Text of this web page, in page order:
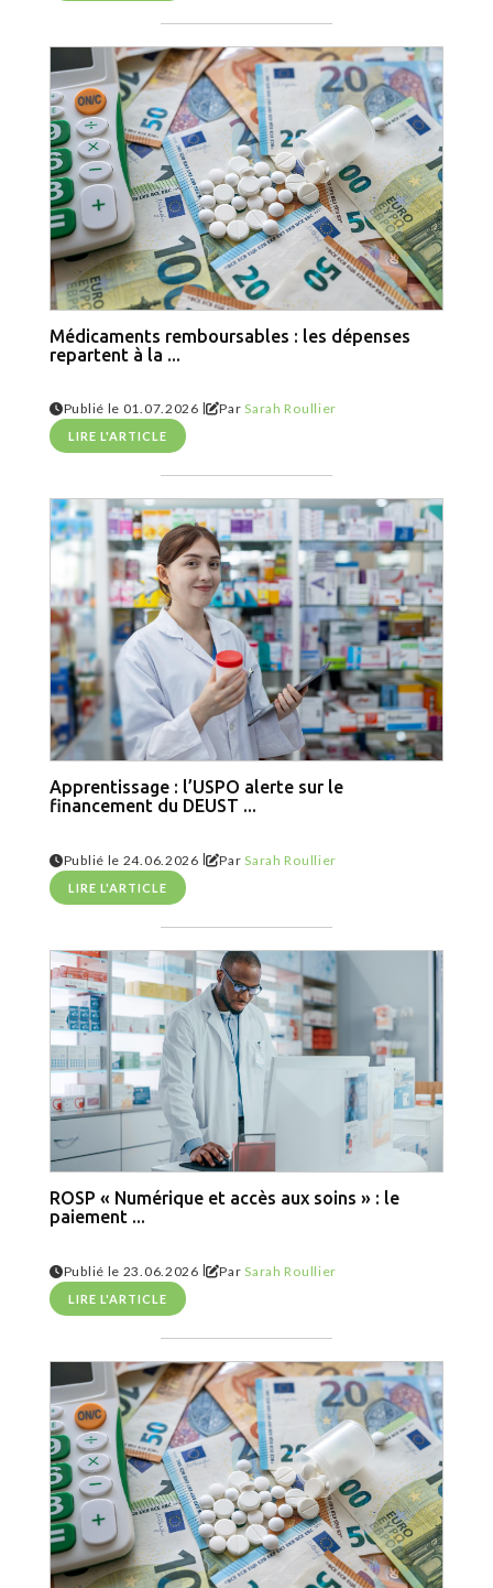
Médicaments remboursables : les dépenses
repartent à la ...
Publié le 01.07.2026 | ParSarah Roullier
LIRE L'ARTICLE
Apprentissage : l’USPO alerte sur le
financement du DEUST ...
Publié le 24.06.2026 | ParSarah Roullier
LIRE L'ARTICLE
ROSP « Numérique et accès aux soins » : le
paiement ...
Publié le 23.06.2026 | ParSarah Roullier
LIRE L'ARTICLE